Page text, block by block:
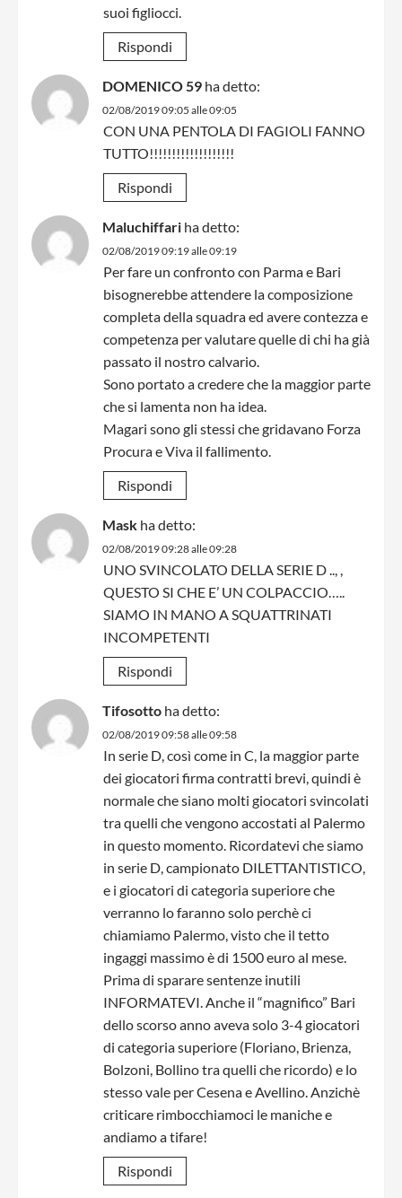
suoi figliocci.
Rispondi
DOMENICO 59 ha detto:
02/08/2019 09:05 alle 09:05
CON UNA PENTOLA DI FAGIOLI FANNO
TUTTO!!!!!!!!!!!!!!!!!!!
Rispondi
Maluchiffari ha detto:
02/08/2019 09:19 alle 09:19
Per fare un confronto con Parma e Bari
bisognerebbe attendere la composizione
completa della squadra ed avere contezza e
competenza per valutare quelle di chi ha già
passato il nostro calvario.
Sono portato a credere che la maggior parte
che si lamenta non ha idea.
Magari sono gli stessi che gridavano Forza
Procura e Viva il fallimento.
Rispondi
Mask ha detto:
02/08/2019 09:28 alle 09:28
UNO SVINCOLATO DELLA SERIE D .., ,
QUESTO SI CHE E’ UN COLPACCIO…..
SIAMO IN MANO A SQUATTRINATI
INCOMPETENTI
Rispondi
Tifosotto ha detto:
02/08/2019 09:58 alle 09:58
In serie D, così come in C, la maggior parte
dei giocatori firma contratti brevi, quindi è
normale che siano molti giocatori svincolati
tra quelli che vengono accostati al Palermo
in questo momento. Ricordatevi che siamo
in serie D, campionato DILETTANTISTICO,
e i giocatori di categoria superiore che
verranno lo faranno solo perchè ci
chiamiamo Palermo, visto che il tetto
ingaggi massimo è di 1500 euro al mese.
Prima di sparare sentenze inutili
INFORMATEVI. Anche il “magnifico” Bari
dello scorso anno aveva solo 3-4 giocatori
di categoria superiore (Floriano, Brienza,
Bolzoni, Bollino tra quelli che ricordo) e lo
stesso vale per Cesena e Avellino. Anzichè
criticare rimbocchiamoci le maniche e
andiamo a tifare!
Rispondi